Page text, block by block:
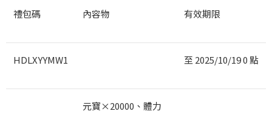
禮包碼 內容物 有效期限
HDLXYYMW1 至 2025/10/19 0點
元寶×20000 、體力